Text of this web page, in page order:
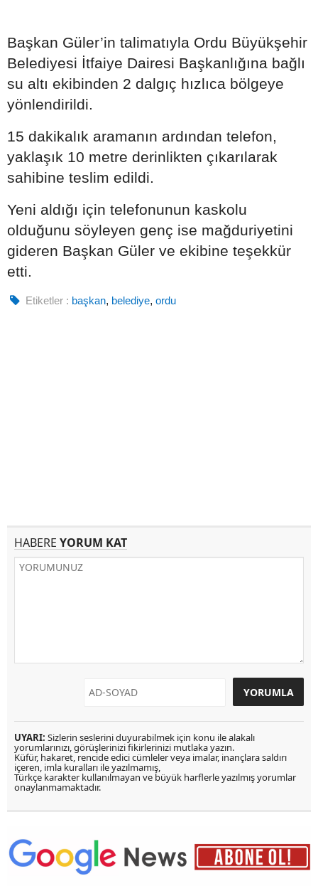
Başkan Güler’in talimatıyla Ordu Büyükşehir
Belediyesi İtfaiye Dairesi Başkanlığına bağlı
su altı ekibinden 2 dalgıç hızlıca bölgeye
yönlendirildi.
15 dakikalık aramanın ardından telefon,
yaklaşık 10 metre derinlikten çıkarılarak
sahibine teslim edildi.
Yeni aldığı için telefonunun kaskolu
olduğunu söyleyen genç ise mağduriyetini
gideren Başkan Güler ve ekibine teşekkür
etti.
Etiketler : başkan, belediye,ordu
HABERE YORUM KAT
UYARI: Sizlerin seslerini duyurabilmek için konu ile alakalı
yorumlarınızı, görüşlerinizi fikirlerinizi mutlaka yazın.
Küfür, hakaret, rencide edici cümleler veya imalar, inançlara saldırı
içeren, imla kuralları ile yazılmamış,
Türkçe karakter kullanılmayan ve büyük harflerle yazılmış yorumlar
onaylanmamaktadır.